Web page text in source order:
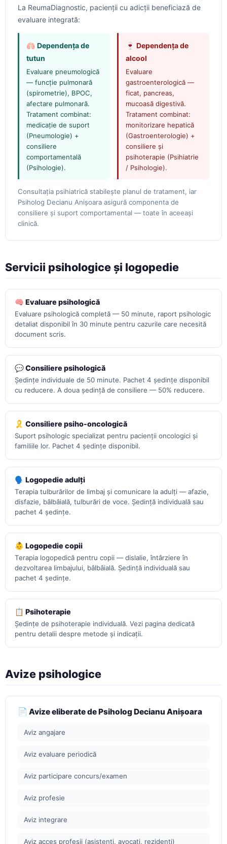
La ReumaDiagnostic, pacienții cu adicții beneficiază de
evaluare integrată:
🫁 Dependența de
tutun
Evaluare pneumologică
— funcție pulmonară
(spirometrie), BPOC,
afectare pulmonară.
Tratament combinat:
medicație de suport
(Pneumologie) +
consiliere
comportamentală
(Psihologie).
🍷 Dependența de
alcool
Evaluare
gastroenterologică —
ficat, pancreas,
mucoasă digestivă.
Tratament combinat:
monitorizare hepatică
(Gastroenterologie) +
consiliere și
psihoterapie (Psihiatrie
/ Psihologie).
Consultația psihiatrică stabilește planul de tratament, iar
Psiholog Decianu Anișoara asigură componenta de
consiliere și suport comportamental — toate în aceeași
clinică.
Servicii psihologice și logopedie
🧠 Evaluare psihologică
Evaluare psihologică completă — 50 minute, raport psihologic
detaliat disponibil în 30 minute pentru cazurile care necesită
document scris.
💬 Consiliere psihologică
Ședințe individuale de 50 minute. Pachet 4 ședințe disponibil
cu reducere. A doua ședință de consiliere — 50% reducere.
🎗️ Consiliere psiho-oncologică
Suport psihologic specializat pentru pacienții oncologici și
familiile lor. Pachet 4 ședințe disponibil.
🗣️ Logopedie adulți
Terapia tulburărilor de limbaj și comunicare la adulți — afazie,
disfazie, bâlbâială, tulburări de voce. Ședință individuală sau
pachet 4 ședințe.
👶 Logopedie copii
Terapia logopedică pentru copii — dislalie, întârziere în
dezvoltarea limbajului, bâlbâială. Ședință individuală sau
pachet 4 ședințe.
📋 Psihoterapie
Ședințe de psihoterapie individuală. Vezi pagina dedicată
pentru detalii despre metode și indicații.
Avize psihologice
📄 Avize eliberate de Psiholog Decianu Anișoara
Aviz angajare
Aviz evaluare periodică
Aviz participare concurs/examen
Aviz profesie
Aviz integrare
Aviz acces profesii (asistenți, avocați, rezidenți)